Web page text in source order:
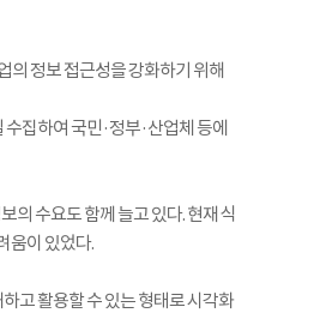
의 정보 접근성을 강화하기 위해
집하여 국민·정부·산업체 등에
의 수요도 함께 늘고 있다. 현재 식
움이 있었다.
고 활용할 수 있는 형태로 시각화